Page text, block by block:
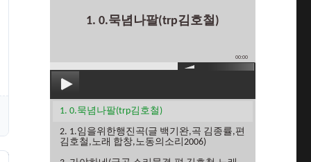
1. 0.묵념나팔(trp김호철)
00:00
1. 0.묵념나팔(trp김호철)
2. 1.임을위한행진곡(글 백기완,곡 김종률,편
김호철,노래 합창,노동의소리2006)